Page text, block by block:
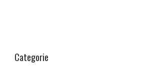
Categorie